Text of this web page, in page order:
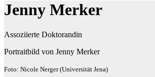
Jenny Merker
Assoziierte Doktorandin
Portraitbild von Jenny Merker
Foto: Nicole Nerger (Universität Jena)